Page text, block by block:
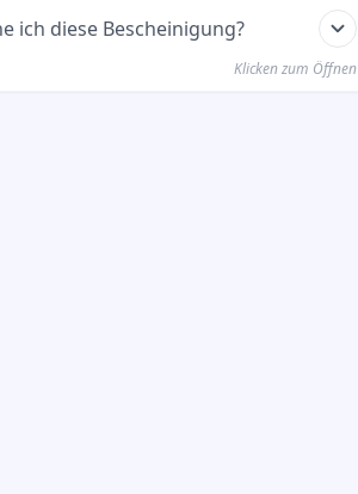
ich diese Bescheinigung?
Klicken zum Öffnen